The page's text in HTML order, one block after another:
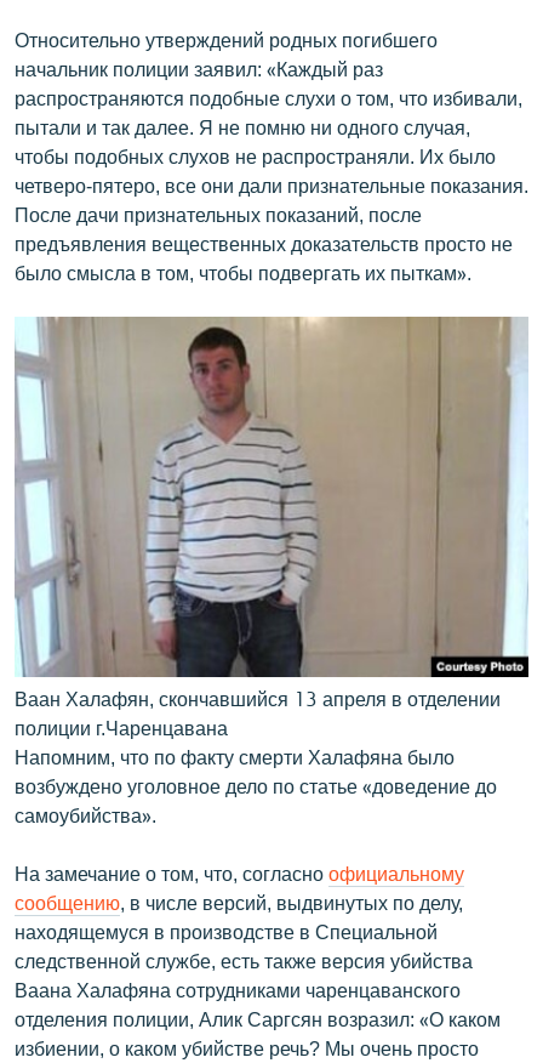
«Ազատության» բոլոր կայքերը
Относительно утверждений родных погибшего
начальник полиции заявил: «Каждый раз
распространяются подобные слухи о том, что избивали,
пытали и так далее. Я не помню ни одного случая,
чтобы подобных слухов не распространяли. Их было
четверо-пятеро, все они дали признательные показания.
После дачи признательных показаний, после
предъявления вещественных доказательств просто не
было смысла в том, чтобы подвергать их пыткам».
Ваан Халафян, скончавшийся 13 апреля в отделении
полиции г.Чаренцавана
Напомним, что по факту смерти Халафяна было
возбуждено уголовное дело по статье «доведение до
самоубийства».
На замечание о том, что, согласно официальному
сообщению , в числе версий, выдвинутых по делу,
находящемуся в производстве в Специальной
следственной службе, есть также версия убийства
Ваана Халафяна сотрудниками чаренцаванского
отделения полиции, Алик Саргсян возразил: «О каком
избиении, о каком убийстве речь? Мы очень просто